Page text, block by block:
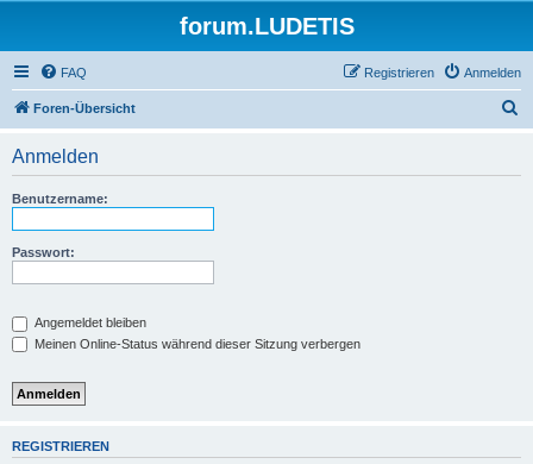
forum.LUDETIS
FAQ Anmelden
Registrieren
Foren-Übersicht
Anmelden
Benutzername:
Passwort:
Angemeldet bleiben
Meinen Online-Status während dieser Sitzung verbergen
REGISTRIEREN